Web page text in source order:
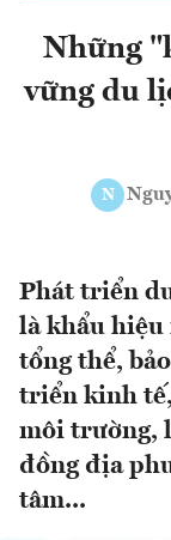
Những
vững du
N
Phát triển
là khẩu hiệu
tổng thể,
triển kinh tế,
môi trường,
đồng địa
tâm...